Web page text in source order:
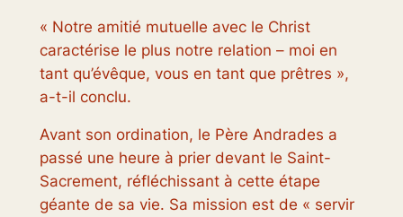
« Notre amitié mutuelle avec le Christ
caractérise le plus notre relation – moi en
tant qu’évêque, vous en tant que prêtres »,
a-t-il conclu.
Avant son ordination, le Père Andrades a
passé une heure à prier devant le Saint-
Sacrement, réfléchissant à cette étape
géante de sa vie. Sa mission est de « servir